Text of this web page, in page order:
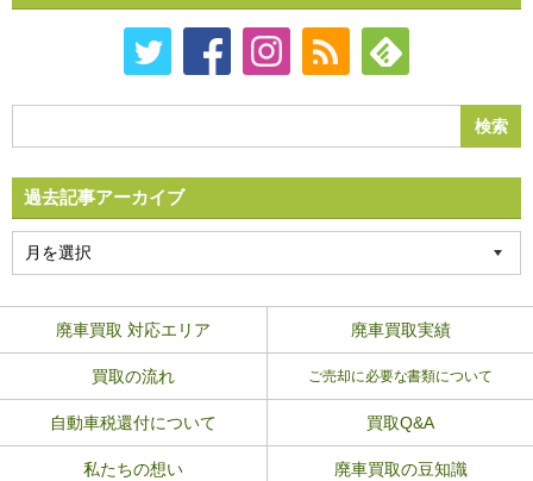
過去記事アーカイブ
廃車買取 対応エリア 廃車買取実績
買取の流れ ご売却に必要な書類について
自動車税還付について 買取Q&A
私たちの想い 廃車買取の豆知識